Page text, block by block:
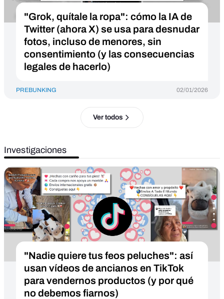
"Grok, quítale la ropa": cómo la IA de
Twitter (ahora X) se usa para desnudar
fotos, incluso de menores, sin
consentimiento (y las consecuencias
legales de hacerlo)
PREBUNKING 02/01/2026
Ver todos
Investigaciones
"Nadie quiere tus feos peluches": así
usan vídeos de ancianos en TikTok
para vendernos productos (y por qué
no debemos fiarnos)